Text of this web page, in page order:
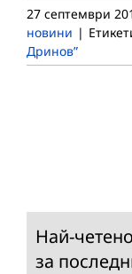
27 септември
новини |
Дринов”
Най-
за